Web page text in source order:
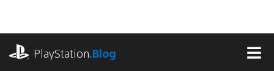
contenido
PlayStation.Blog